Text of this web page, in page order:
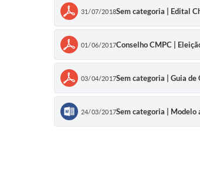
31/07/2018Sem categoria | Edital
01/06/2017Conselho CMPC |
03/04/2017Sem categoria | Guia
24/03/2017Sem categoria | Modelo